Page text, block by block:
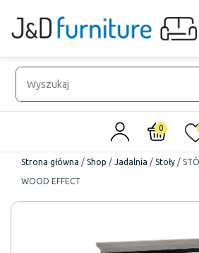
0
Strona główna / Shop / Jadalnia / Stoły /
WOOD EFFECT